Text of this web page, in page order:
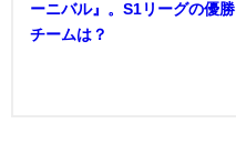
ーニバル』。S1リーグの優勝
チームは？